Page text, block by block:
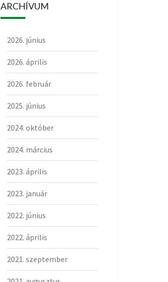
ARCHÍVUM
2026. június
2026. április
2026. február
2025. június
2024. október
2024. március
2023. április
2023. január
2022. június
2022. április
2021. szeptember